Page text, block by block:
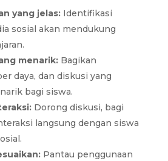
yang jelas:Identifikasi
sosial akan mendukung
menarik:Bagikan
daya, dan diskusi yang
bagi siswa.
Dorong diskusi, bagi
langsung dengan siswa
Pantau penggunaan